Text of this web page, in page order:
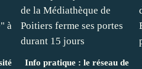
Info pratique : le réseau de